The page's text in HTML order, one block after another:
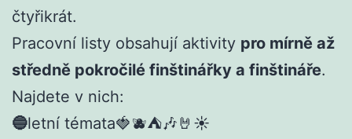
čtyřikrát.
Pracovní listy obsahují aktivity pro mírně až
středně pokročilé finštinářky a finštináře.
Najdete v nich:
🔵letní témata🍓🫐⛺🎶🤘☀️